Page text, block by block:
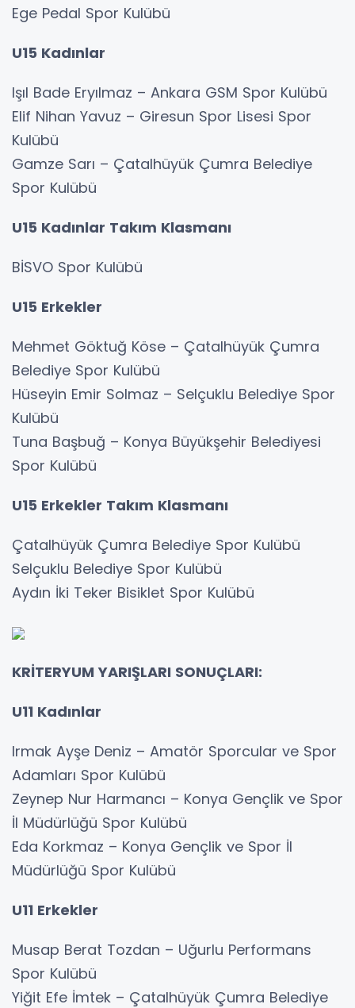
Ege Pedal Spor Kulübü
U15 Kadınlar
Işıl Bade Eryılmaz – Ankara GSM Spor Kulübü
Elif Nihan Yavuz – Giresun Spor Lisesi Spor
Kulübü
Gamze Sarı – Çatalhüyük Çumra Belediye
Spor Kulübü
U15 Kadınlar Takım Klasmanı
BİSVO Spor Kulübü
U15 Erkekler
Mehmet Göktuğ Köse – Çatalhüyük Çumra
Belediye Spor Kulübü
Hüseyin Emir Solmaz – Selçuklu Belediye Spor
Kulübü
Tuna Başbuğ – Konya Büyükşehir Belediyesi
Spor Kulübü
U15 Erkekler Takım Klasmanı
Çatalhüyük Çumra Belediye Spor Kulübü
Selçuklu Belediye Spor Kulübü
Aydın İki Teker Bisiklet Spor Kulübü
KRİTERYUM YARIŞLARI SONUÇLARI:
U11 Kadınlar
Irmak Ayşe Deniz – Amatör Sporcular ve Spor
Adamları Spor Kulübü
Zeynep Nur Harmancı – Konya Gençlik ve Spor
İl Müdürlüğü Spor Kulübü
Eda Korkmaz – Konya Gençlik ve Spor İl
Müdürlüğü Spor Kulübü
U11 Erkekler
Musap Berat Tozdan – Uğurlu Performans
Spor Kulübü
Yiğit Efe İmtek – Çatalhüyük Çumra Belediye